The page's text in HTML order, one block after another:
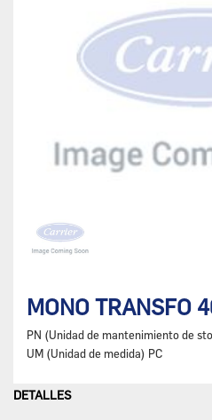
MONO TRANSFO
PN (Unidad de mantenimiento de
UM (Unidad de medida) PC
DETALLES